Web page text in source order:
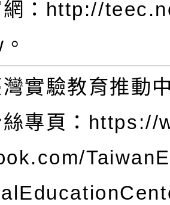
網：http://
灣實驗教育推動
絲專頁：https://